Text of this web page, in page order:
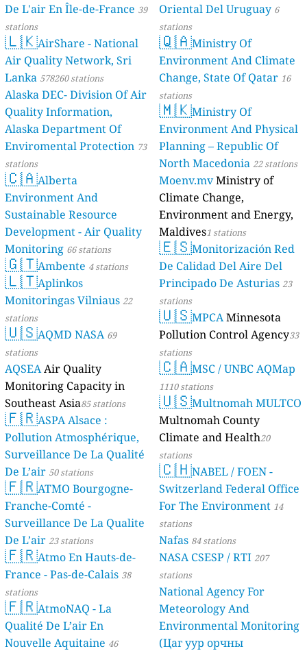
De L'air En Île-de-France 39
stations
🇱🇰AirShare - National
Air Quality Network, Sri
Lanka 578260 stations
Alaska DEC- Division Of Air
Quality Information,
Alaska Department Of
Enviromental Protection 73
stations
🇨🇦Alberta
Environment And
Sustainable Resource
Development - Air Quality
Monitoring 66 stations
🇬🇹Ambente 4 stations
🇱🇹Aplinkos
Monitoringas Vilniaus 22
stations
🇺🇸AQMD NASA 69
stations
AQSEAAir Quality
Monitoring Capacity in
Southeast Asia85 stations
🇫🇷ASPA Alsace :
Pollution Atmosphérique,
Surveillance De La Qualité
De L’air 50 stations
🇫🇷ATMO Bourgogne-
Franche-Comté -
Surveillance De La Qualite
De L’air 23 stations
🇫🇷Atmo En Hauts-de-
France - Pas-de-Calais 38
stations
🇫🇷AtmoNAQ - La
Qualité De L’air En
Nouvelle Aquitaine 46
Oriental Del Uruguay 6
stations
🇶🇦Ministry Of
Environment And Climate
Change, State Of Qatar 16
stations
🇲🇰Ministry Of
Environment And Physical
Planning – Republic Of
North Macedonia 22 stations
Moenv.mvMinistry of
Climate Change,
Environment and Energy,
Maldives1 stations
🇪🇸Monitorización Red
De Calidad Del Aire Del
Principado De Asturias 23
stations
🇺🇸MPCAMinnesota
Pollution Control Agency33
stations
🇨🇦MSC / UNBC AQMap
1110 stations
🇺🇸Multnomah MULTCO
Multnomah County
Climate and Health20
stations
🇨🇭NABEL / FOEN -
Switzerland Federal Office
For The Environment 14
stations
Nafas 84 stations
NASA CSESP / RTI 207
stations
National Agency For
Meteorology And
Environmental Monitoring
(Цаг уур орчны